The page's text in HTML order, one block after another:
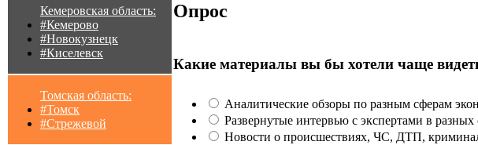
Кемеровская область:
#Кемерово
#Новокузнецк
#Киселевск
Томская область:
#Томск
#Стрежевой
Опрос
Какие материалы вы бы хотели чаще
Аналитические обзоры по разным сферам
Развернутые интервью с экспертами в разных
Новости о происшествиях, ЧС, ДТП,